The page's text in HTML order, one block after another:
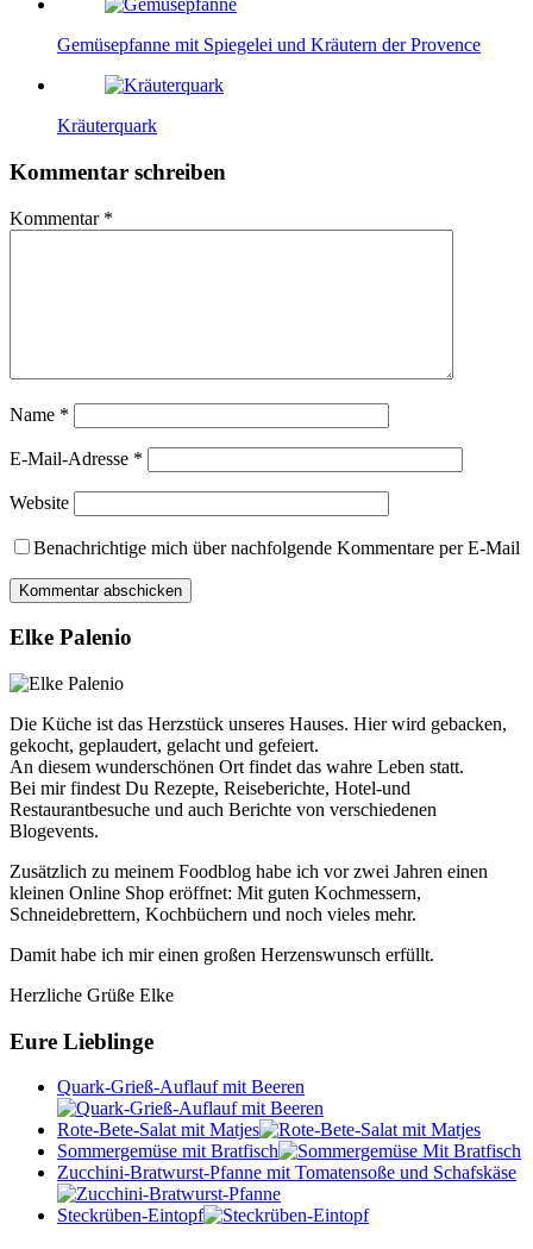
Gemüsepfanne mit Spiegelei und Kräutern der Provence
Kräuterquark
Kommentar schreiben
Kommentar *
Name *
E-Mail-Adresse *
Website
Benachrichtige mich über nachfolgende Kommentare per E-Mail
Elke Palenio
Die Küche ist das Herzstück unseres Hauses. Hier wird gebacken,
gekocht, geplaudert, gelacht und gefeiert.
An diesem wunderschönen Ort findet das wahre Leben statt.
Bei mir findest Du Rezepte, Reiseberichte, Hotel-und
Restaurantbesuche und auch Berichte von verschiedenen
Blogevents.
Zusätzlich zu meinem Foodblog habe ich vor zwei Jahren einen
kleinen Online Shop eröffnet: Mit guten Kochmessern,
Schneidebrettern, Kochbüchern und noch vieles mehr.
Damit habe ich mir einen großen Herzenswunsch erfüllt.
Herzliche Grüße Elke
Eure Lieblinge
Quark-Grieß-Auflauf mit Beeren
Rote-Bete-Salat mit Matjes
Sommergemüse mit Bratfisch
Zucchini-Bratwurst-Pfanne mit Tomatensoße und Schafskäse
Steckrüben-Eintopf